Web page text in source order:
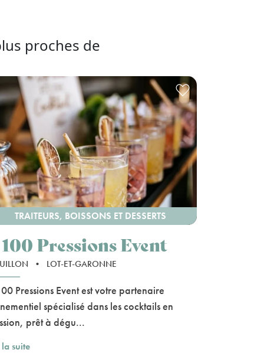
proches de
TRAITEURS, BOISSONS ET DESSERTS
Pressions Event
• LOT-ET-GARONNE
Pressions Event est votre partenaire
spécialisé dans les cocktails en
prêt à dégu...
suite